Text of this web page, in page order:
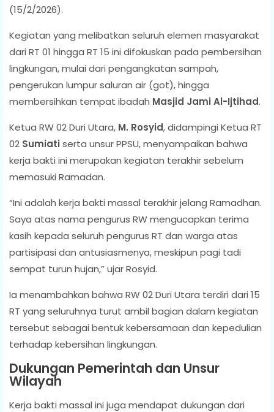
(15/2/2026).
Kegiatan yang melibatkan seluruh elemen masyarakat
dari RT 01 hingga RT 15 ini difokuskan pada pembersihan
lingkungan, mulai dari pengangkatan sampah,
pengerukan lumpur saluran air (got), hingga
membersihkan tempat ibadah Masjid Jami Al-Ijtihad.
Ketua RW 02 Duri Utara, M. Rosyid, didampingi Ketua RT
02 Sumiatiserta unsur PPSU, menyampaikan bahwa
kerja bakti ini merupakan kegiatan terakhir sebelum
memasuki Ramadan.
“Ini adalah kerja bakti massal terakhir jelang Ramadhan.
Saya atas nama pengurus RW mengucapkan terima
kasih kepada seluruh pengurus RT dan warga atas
partisipasi dan antusiasmenya, meskipun pagi tadi
sempat turun hujan,” ujar Rosyid.
Ia menambahkan bahwa RW 02 Duri Utara terdiri dari 15
RT yang seluruhnya turut ambil bagian dalam kegiatan
tersebut sebagai bentuk kebersamaan dan kepedulian
terhadap kebersihan lingkungan.
Dukungan Pemerintah dan Unsur
Wilayah
Kerja bakti massal ini juga mendapat dukungan dari